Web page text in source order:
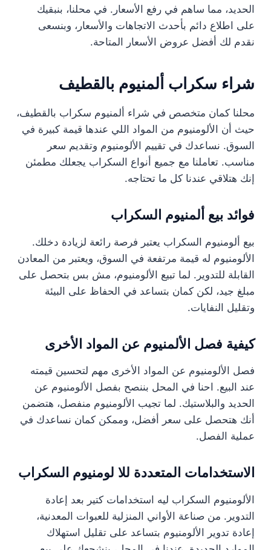
الحديد، مما ساهم في رفع الأسعار. في محلنا، بنبقيك
على اطلاع دائم بأحدث الاتجاهات والأسعار، وبنسعى
نقدم لك أفضل عروض الأسعار المتاحة.
شراء سكراب ألمنيوم بالقطيف
محلنا كمان متخصص في شراء ألمنيوم سكراب بالقطيف،
حيث أن الألومنيوم من المواد اللي عندها قيمة كبيرة في
السوق. نساعدك في تقييم الألومنيوم وتقديم سعر
مناسب. تعاملنا مع جميع أنواع السكراب يجعلك مطمئن
إنك هتلاقي عندنا كل ما تحتاجه.
فوائد بيع ألمنيوم السكراب
بيع ألومنيوم السكراب يعتبر فرصة رائعة لزيادة دخلك.
الألومنيوم له قيمة مرتفعة في السوق، ويعتبر من المعادن
القابلة للتدوير. لما تبيع الألومنيوم، مش بس بتحصل على
مبلغ جيد، لكن كمان بتساعد في الحفاظ على البيئة
وتقليل النفايات.
كيفية فصل الألمنيوم عن المواد الأخرى
فصل الألومنيوم عن المواد الأخرى مهم لتحسين قيمته
عند البيع. احنا في المحل بننصح بفصل الألومنيوم عن
الحديد والبلاستيك. لما تجيب الألومنيوم منفصل، هتضمن
أنك هتحصل على سعر أفضل، وممكن كمان نساعدك في
عملية الفصل.
الاستخدامات المتعددة للا لومنيوم السكراب
الألومنيوم السكراب ليه استخدامات كتير بعد إعادة
التدوير. من صناعة الأواني المنزلية للعبوات المعدنية،
إعادة تدوير الألومنيوم بتساعد على تقليل استهلاك